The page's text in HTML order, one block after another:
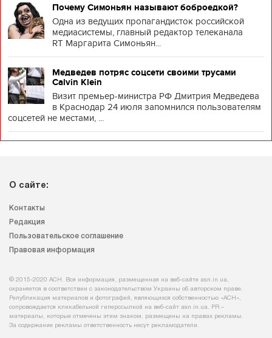
Почему Симоньян называют боброедкой?
Одна из ведущих пропагандисток российской
медиасистемы, главный редактор телеканала
RT Маргарита Симоньян...
Медведев потряс соцсети своими трусами
Calvin Klein
Визит премьер-министра РФ Дмитрия Медведева
в Краснодар 24 июля запомнился пользователям
соцсетей не местами, ...
О сайте:
Контакты
Редакция
Пользовательское соглашение
Правовая информация
© 2015-2020 АСН. Вся информация, размещенная на веб-сайте asn.in.ua,
охраняется в соответствии с законодательством Украины об авторском праве.
Републикация материалов и фотографий, являющихся собственностью «АСН»,
сопровождается кликабельной гиперссылкой на веб-сайт asn.іn.ua. PR –
материалы, которые отмечены этим знаком, размещены на правах рекламы.
За содержание рекламы ответственность несут рекламодатели.